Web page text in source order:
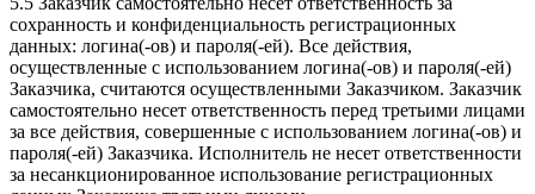
сохранность и конфиденциальность регистрационных
данных: логина(-ов) и пароля(-ей). Все действия,
осуществленные с использованием логина(-ов) и пароля(-ей)
Заказчика, считаются осуществленными Заказчиком. Заказчик
самостоятельно несет ответственность перед третьими лицами
за все действия, совершенные с использованием логина(-ов) и
пароля(-ей) Заказчика. Исполнитель не несет ответственности
за несанкционированное использование регистрационных